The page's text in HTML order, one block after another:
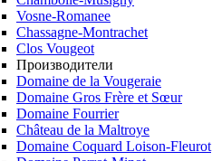
Vosne-Romanee
Chassagne-Montrachet
Clos Vougeot
Производители
Domaine de la Vougeraie
Domaine Gros Frère et Sœur
Domaine Fourrier
Château de la Maltroye
Domaine Coquard Loison-Fleurot